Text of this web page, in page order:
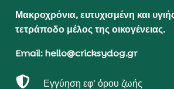
Μακροχρόνια, ευτυχισμένη και
τετράποδο μέλος της οικογένειας.
Email: hello@cricksydog.gr
 Εγγύηση εφ’ όρου ζωής